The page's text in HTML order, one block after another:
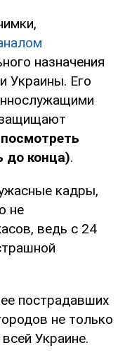
назначения
Украины. Его
до конца).
кадры,
не
ведь с 24
пострадавших
не только
Украине.